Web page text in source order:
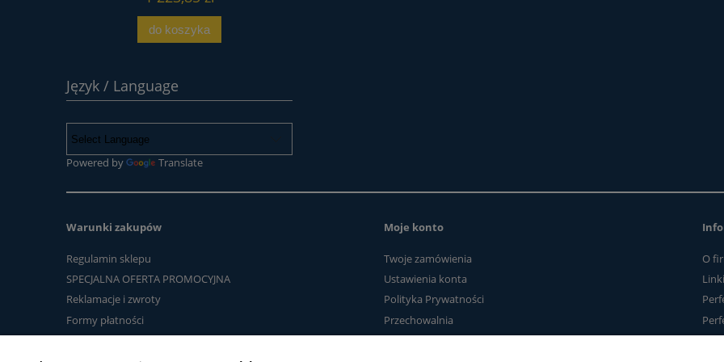
do koszyka
Język / Language
Powered by Translate
Warunki zakupów
Regulamin sklepu
SPECJALNA OFERTA PROMOCYJNA
Reklamacje i zwroty
Formy płatności
Czas i koszty dostawy
Moje konto
Twoje zamówienia
Ustawienia konta
Polityka Prywatności
Przechowalnia
Kontakt
O
Linki
Linki